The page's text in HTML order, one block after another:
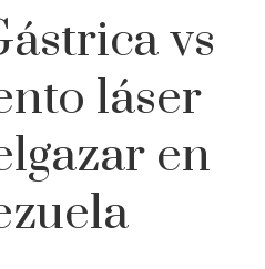
vs
láser
en